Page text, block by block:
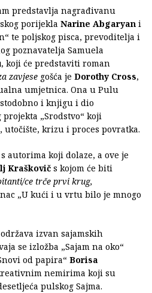
predstavlja nagrađivanu
porijekla Narine Abgaryan i
te poljskog pisca, prevoditelja i
poznavatelja Samuela
, koji će predstaviti roman
zavjese gošća je Dorothy Cross,
umjetnica. Ona u Pulu
i knjigu i dio
„Srodstvo“ koji
krizu i proces povratka.
autorima koji dolaze, a ove je
Kraškovič s kojom će biti
ce trče prvi krug,
„U kući i u vrtu bilo je mnogo
izvan sajamskih
se izložba „Sajam na oko“
od papira“ Borisa
nemirima koji su
pulskog Sajma.